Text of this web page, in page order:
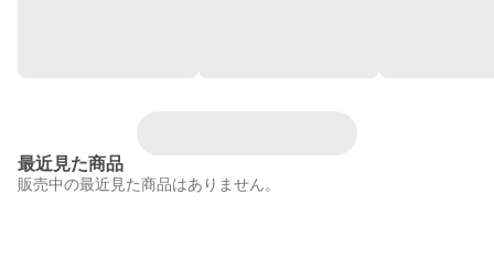
最近見た商品
販売中の最近見た商品はありません。